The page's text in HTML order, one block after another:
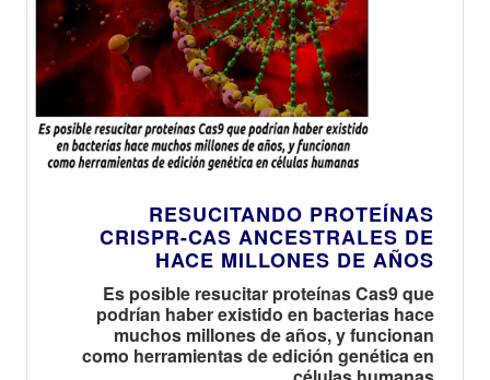
RESUCITANDO PROTEÍNAS
CRISPR-CAS ANCESTRALES DE
HACE MILLONES DE AÑOS
Es posible resucitar proteínas Cas9 que
podrían haber existido en bacterias hace
muchos millones de años, y funcionan
como herramientas de edición genética en